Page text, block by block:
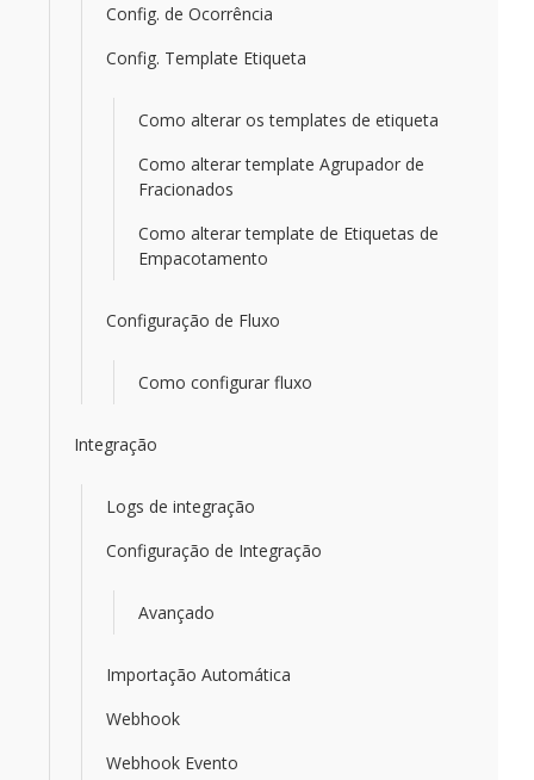
Config. de Ocorrência
Config. Template Etiqueta
Como alterar os templates de etiqueta
Como alterar template Agrupador de
Fracionados
Como alterar template de Etiquetas de
Empacotamento
Configuração de Fluxo
Como configurar fluxo
Integração
Logs de integração
Configuração de Integração
Avançado
Importação Automática
Webhook
Webhook Evento